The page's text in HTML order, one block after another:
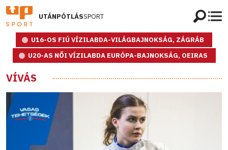
UTÁNPÓTLÁSSPORT
U16-OS FIÚ VÍZILABDA-VILÁGBAJNOKSÁG, ZÁGRÁB
U20-AS NŐI VÍZILABDA EURÓPA-BAJNOKSÁG, OEIRAS
VÍVÁS